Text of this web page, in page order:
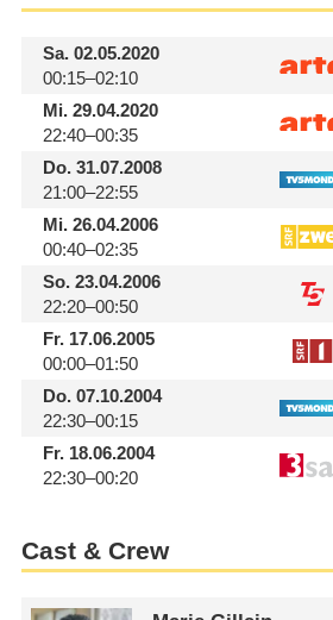
Sa.02.05.2020
00:15–02:10
Mi.29.04.2020
22:40–00:35
Do.31.07.2008
21:00–22:55
Mi.26.04.2006
00:40–02:35
So.23.04.2006
22:20–00:50
Fr.17.06.2005
00:00–01:50
Do.07.10.2004
22:30–00:15
Fr.18.06.2004
22:30–00:20
Cast & Crew